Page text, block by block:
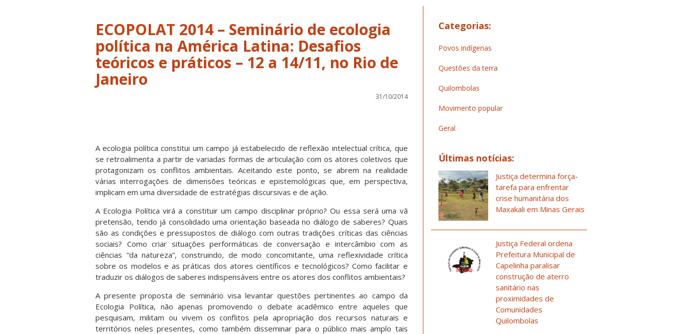
ECOPOLAT 2014 – Seminário de ecologia
política na América Latina: Desafios
teóricos e práticos – 12 a 14/11, no Rio de
Janeiro
31/10/2014
A ecologia política constitui um campo já estabelecido de reflexão intelectual crítica, que
se retroalimenta a partir de variadas formas de articulação com os atores coletivos que
protagonizam os conflitos ambientais. Aceitando este ponto, se abrem na realidade
várias interrogações de dimensões teóricas e epistemológicas que, em perspectiva,
implicam em uma diversidade de estratégias discursivas e de ação.
A Ecologia Política virá a constituir um campo disciplinar próprio? Ou essa será uma vã
pretensão, tendo já consolidado uma orientação baseada no diálogo de saberes? Quais
são as condições e pressupostos de diálogo com outras tradições críticas das ciências
sociais? Como criar situações performáticas de conversação e intercâmbio com as
ciências “da natureza”, construindo, de modo concomitante, uma reflexividade crítica
sobre os modelos e as práticas dos atores científicos e tecnológicos? Como facilitar e
traduzir os diálogos de saberes indispensáveis entre os atores dos conflitos ambientais?
A presente proposta de seminário visa levantar questões pertinentes ao campo da
Ecologia Política, não apenas promovendo o debate acadêmico entre aqueles que
pesquisam, militam ou vivem os conflitos pela apropriação dos recursos naturais e
territórios neles presentes, como também disseminar para o público mais amplo tais
Categorias:
Povos indígenas
Questões da terra
Quilombolas
Movimento popular
Geral
Últimas notícias:
Justiça determina força-
tarefa para enfrentar
crise humanitária dos
Maxakali em Minas Gerais
Justiça Federal ordena
Prefeitura Municipal de
Capelinha paralisar
construção de aterro
sanitário nas
proximidades de
Comunidades
Quilombolas